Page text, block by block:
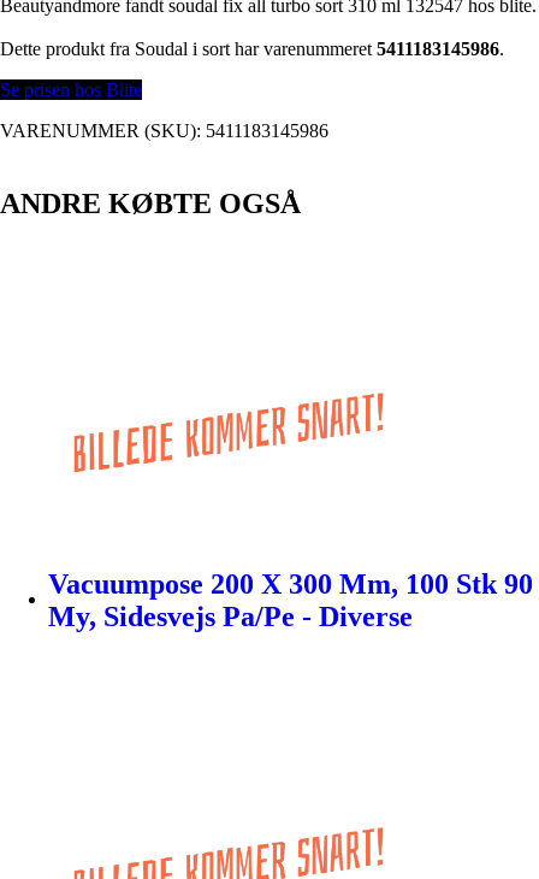
Beautyandmore fandt soudal fix all turbo sort 310 ml 132547 hos blite.
Dette produkt fra Soudal i sort har varenummeret 5411183145986.
Se prisen hos Blite
VARENUMMER (SKU): 5411183145986
ANDRE KØBTE OGSÅ
Vacuumpose 200 X 300 Mm, 100 Stk 90
My, Sidesvejs Pa/Pe - Diverse